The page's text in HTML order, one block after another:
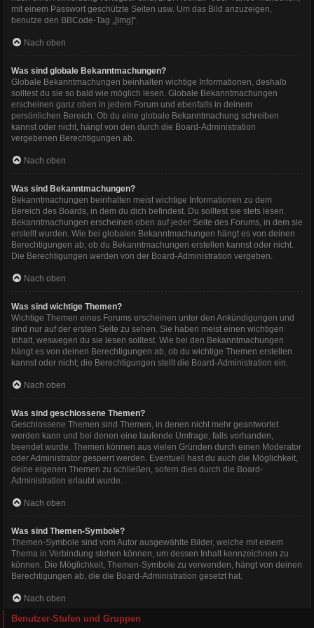
mit einem Passwort geschützte Seiten usw. Um das Bild anzuzeigen,
benutze den BBCode-Tag „[img]“.
Nach oben
Was sind globale Bekanntmachungen?
Globale Bekanntmachungen beinhalten wichtige Informationen, deshalb
solltest du sie so bald wie möglich lesen. Globale Bekanntmachungen
erscheinen ganz oben in jedem Forum und ebenfalls in deinem
persönlichen Bereich. Ob du eine globale Bekanntmachung schreiben
kannst oder nicht, hängt von den durch die Board-Administration
vergebenen Berechtigungen ab.
Nach oben
Was sind Bekanntmachungen?
Bekanntmachungen beinhalten meist wichtige Informationen zu dem
Bereich des Boards, in dem du dich befindest. Du solltest sie stets lesen.
Bekanntmachungen erscheinen oben auf jeder Seite des Forums, in dem sie
erstellt wurden. Wie bei globalen Bekanntmachungen hängt es von deinen
Berechtigungen ab, ob du Bekanntmachungen erstellen kannst oder nicht.
Die Berechtigungen werden von der Board-Administration vergeben.
Nach oben
Was sind wichtige Themen?
Wichtige Themen eines Forums erscheinen unter den Ankündigungen und
sind nur auf der ersten Seite zu sehen. Sie haben meist einen wichtigen
Inhalt, weswegen du sie lesen solltest. Wie bei den Bekanntmachungen
hängt es von deinen Berechtigungen ab, ob du wichtige Themen erstellen
kannst oder nicht; die Berechtigungen stellt die Board-Administration ein.
Nach oben
Was sind geschlossene Themen?
Geschlossene Themen sind Themen, in denen nicht mehr geantwortet
werden kann und bei denen eine laufende Umfrage, falls vorhanden,
beendet wurde. Themen können aus vielen Gründen durch einen Moderator
oder Administrator gesperrt werden. Eventuell hast du auch die Möglichkeit,
deine eigenen Themen zu schließen, sofern dies durch die Board-
Administration erlaubt wurde.
Nach oben
Was sind Themen-Symbole?
Themen-Symbole sind vom Autor ausgewählte Bilder, welche mit einem
Thema in Verbindung stehen können, um dessen Inhalt kennzeichnen zu
können. Die Möglichkeit, Themen-Symbole zu verwenden, hängt von deinen
Berechtigungen ab, die die Board-Administration gesetzt hat.
Nach oben
Benutzer-Stufen und Gruppen